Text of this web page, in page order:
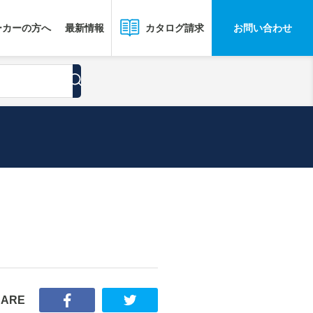
ーの方へ 最新情報 カタログ請求 お問い合わせ